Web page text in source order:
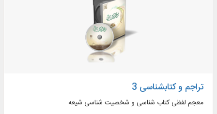
تراجم و کتابشناسی 3
معجم لفظی کتاب ‏شناسی و شخصیت‏ شناسی شیعه